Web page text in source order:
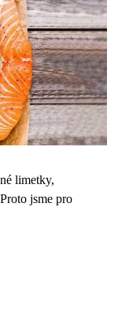
limetky,
jsme pro